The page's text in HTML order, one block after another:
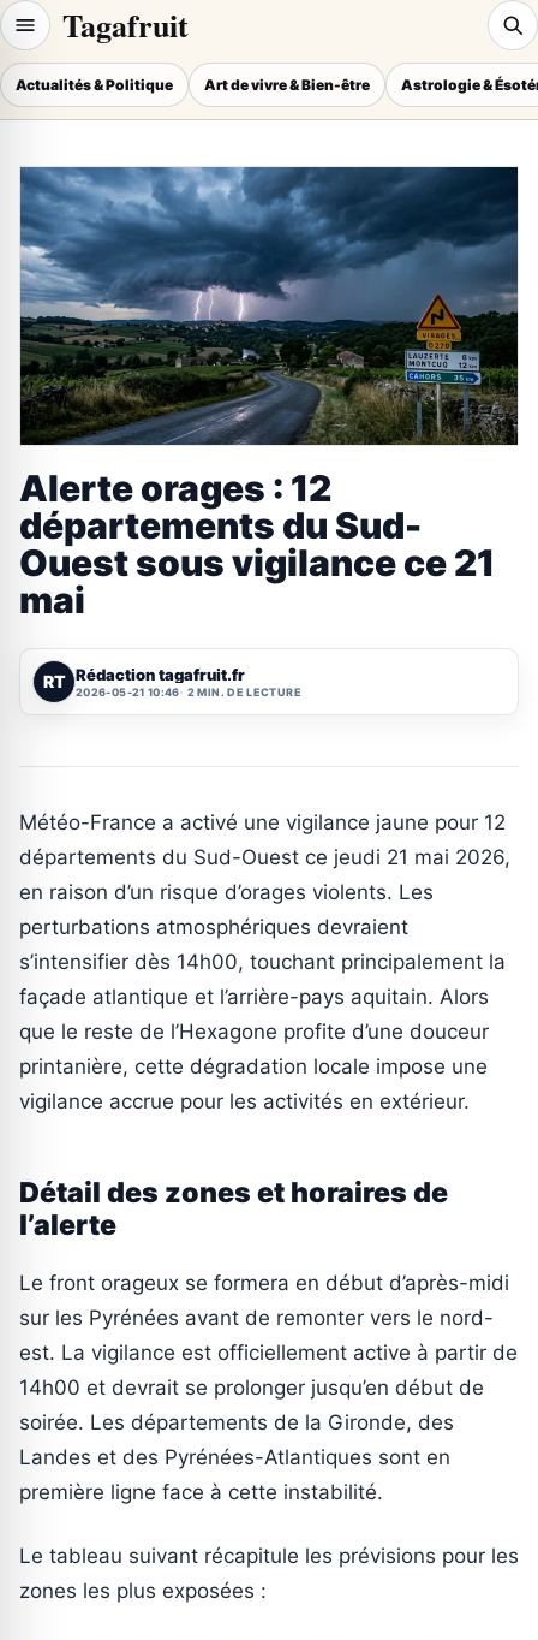
Tagafruit
Actualités & Politique Art de vivre & Bien-être Astrologie &
Alerte orages : 12
départements du Sud-
Ouest sous vigilance ce 21
mai
RT Rédaction tagafruit.fr
2026-05-21 10:46 2 MIN. DE LECTURE
Météo-France a activé une vigilance jaune pour 12
départements du Sud-Ouest ce jeudi 21 mai 2026,
en raison d’un risque d’orages violents. Les
perturbations atmosphériques devraient
s’intensifier dès 14h00, touchant principalement la
façade atlantique et l’arrière-pays aquitain. Alors
que le reste de l’Hexagone profite d’une douceur
printanière, cette dégradation locale impose une
vigilance accrue pour les activités en extérieur.
Détail des zones et horaires de
l’alerte
Le front orageux se formera en début d’après-midi
sur les Pyrénées avant de remonter vers le nord-
est. La vigilance est officiellement active à partir de
14h00 et devrait se prolonger jusqu’en début de
soirée. Les départements de la Gironde, des
Landes et des Pyrénées-Atlantiques sont en
première ligne face à cette instabilité.
Le tableau suivant récapitule les prévisions pour les
zones les plus exposées :